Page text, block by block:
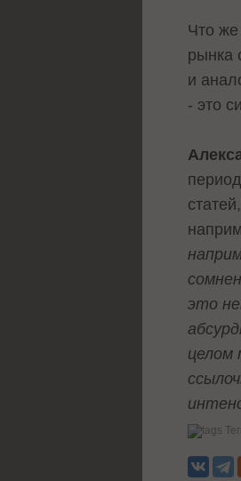
Что же
рынка
и
- это
это
целом